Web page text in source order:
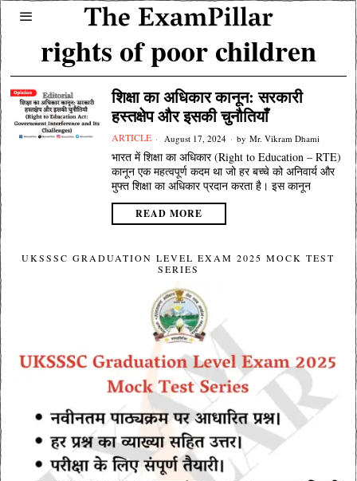
rights of poor children
शिक्षा का अधिकार कानून: सरकारी
हस्तक्षेप और इसकी चुनौतियाँ
ARTICLE August 17, 2024 by Mr. Vikram Dhami
भारत में शिक्षा का अधिकार (Right to Education – RTE)
कानून एक महत्वपूर्ण कदम था जो हर बच्चे को अनिवार्य और
मुफ्त शिक्षा का अधिकार प्रदान करता है। इस कानून
READ MORE
UKSSSC GRADUATION LEVEL EXAM 2025 MOCK TEST
SERIES